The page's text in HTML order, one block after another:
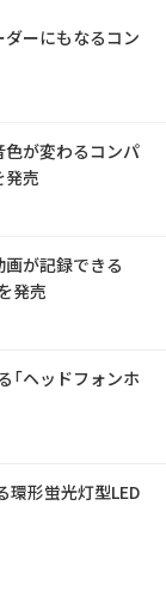
ダーにもなるコン
色が変わるコンパ
発売
画が記録できる
発売
「ヘッドフォンホ
環形蛍光灯型LED